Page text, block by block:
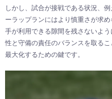
しかし、試合が接戦である状況、
ーラップランにはより慎重さが求
手が利用できる隙間を残さないよ
性と守備の責任のバランスを取る
最大化するための鍵です。